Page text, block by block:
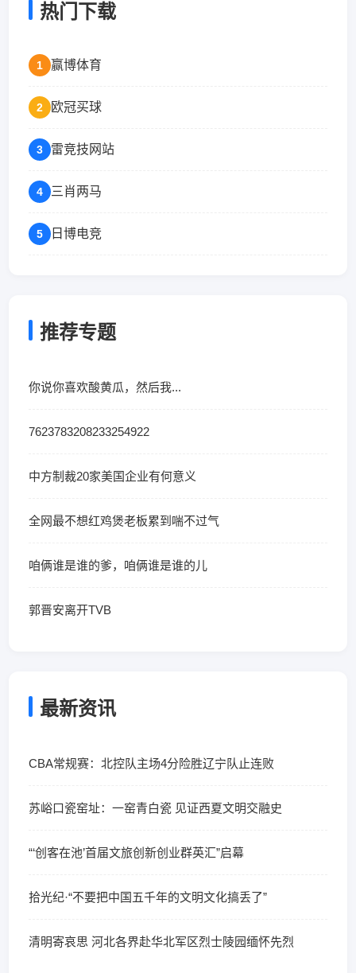
热门下载
1 赢博体育
2 欧冠买球
3 雷竞技网站
4 三肖两马
5 日博电竞
推荐专题
你说你喜欢酸黄瓜，然后我...
7623783208233254922
中方制裁20家美国企业有何意义
全网最不想红鸡煲老板累到喘不过气
咱俩谁是谁的爹，咱俩谁是谁的儿
郭晋安离开TVB
最新资讯
CBA常规赛：北控队主场4分险胜辽宁队止连败
苏峪口瓷窑址：一窑青白瓷 见证西夏文明交融史
“‘创客在池’首届文旅创新创业群英汇”启幕
拾光纪·“不要把中国五千年的文明文化搞丢了”
清明寄哀思 河北各界赴华北军区烈士陵园缅怀先烈